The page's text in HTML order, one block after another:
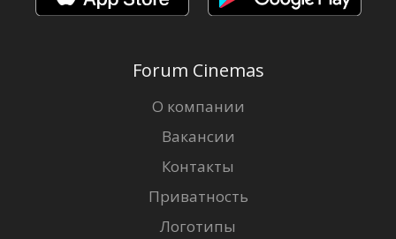
Forum Cinemas
О компании
Вакансии
Контакты
Приватность
Логотипы